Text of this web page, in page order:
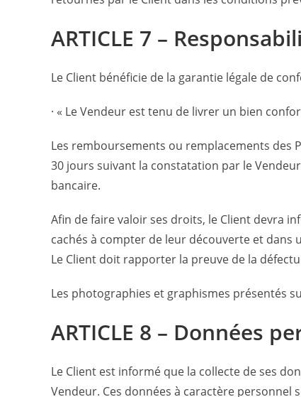
ARTICLE 7 –
Le Client bénéficie de la garantie légale de
· « Le Vendeur est tenu de livrer un bien
Les remboursements ou remplacements des
30 jours suivant la constatation par le
bancaire.
Afin de faire valoir ses droits, le Client devra
cachés à compter de leur découverte et dans
Le Client doit rapporter la preuve de la
Les photographies et graphismes présentés
ARTICLE 8 – Données
Le Client est informé que la collecte de ses
Vendeur. Ces données à caractère